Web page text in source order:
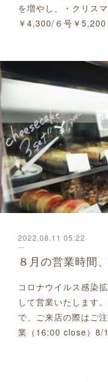
を増やし、・クリス
￥4,300/６号￥
2022.08.11 05:22
８月の営業時間
コロナウイルス感染
して営業いたします
で、ご来店の際はご
業（16:00 close）